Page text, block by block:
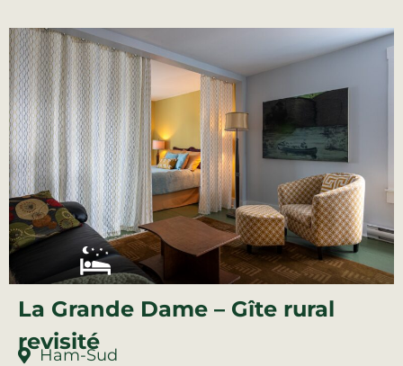
La Grande Dame – Gîte rural
revisité
Ham-Sud